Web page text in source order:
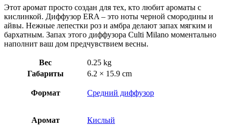
Этот аромат просто создан для тех, кто любит ароматы с
кислинкой. Диффузор ERA – это ноты черной смородины и
айвы. Нежные лепестки роз и амбра делают запах мягким и
бархатным. Запах этого диффузора Culti Milano моментально
наполнит ваш дом предчувствием весны.
Вес
0.25 kg
Габариты
6.2 × 15.9 cm
Формат Средний диффузор
Аромат Кислый